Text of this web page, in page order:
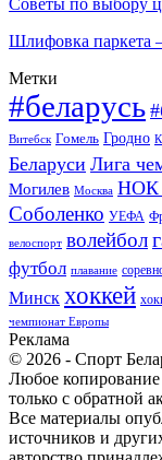
Шлифовка паркета
Метки
#беларусь
Витебск Гомель Гродно
Беларуси Лига
Могилев Москва НОК
Соболенко УЕФА
велоспорт волейбол
футбол плавание
Минск хоккей
чемпионат Европы
Реклама
© 2026 - Спорт
Любое копирование
только с обратной
Все материалы
источников и